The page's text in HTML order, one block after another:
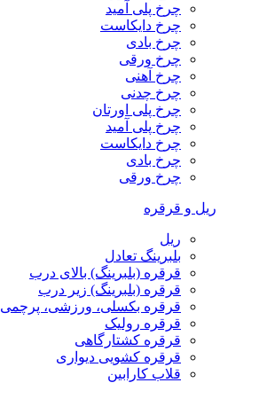
چرخ پلی آمید
چرخ دایکاست
چرخ بادی
چرخ ورقی
چرخ آهنی
چرخ چدنی
چرخ پلی اورتان
چرخ پلی آمید
چرخ دایکاست
چرخ بادی
چرخ ورقی
ریل و قرقره
ریل
بلبرینگ تعادل
قرقره (بلبرینگ) بالای درب
قرقره (بلبرینگ) زیر درب
قرقره بکسلی، ورزشی، پرچمی
قرقره رولیک
قرقره کشتارگاهی
قرقره کشویی دیواری
قلاب کارابین